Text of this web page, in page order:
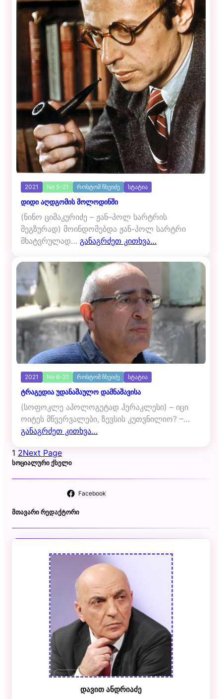
2021 No 5-21 როსტომ ჩხეიძე სტატია
დიდი აღდგომის მოლოდინში
(ნინო ციმაკურიძე – ჟან–პოლ სარტრის
მეგზურად) მოინდომებდა ჟან-პოლ სარტრი
მხატვრულად… განაგრძეთ კითხვა…
2021 No 6-21 როსტომ ჩხეიძე სტატია
ტრაგედია უდანაშაულო დამნაშავისა
(სოფოკლე აპოლოგეტად ჰერაკლესი) – იცი
ოიტეს მწვერვალები, ზევსის კუთვნილიო? –…
განაგრძეთ კითხვა…
1 2Next Page
ᲡᲝᲪᲘᲐᲚᲣᲠᲘ ᲥᲡᲔᲚᲘ
Facebook
ᲛᲗᲐᲕᲐᲠᲘ ᲠᲔᲓᲐᲥᲢᲝᲠᲘ
დავით ანდრიაძე